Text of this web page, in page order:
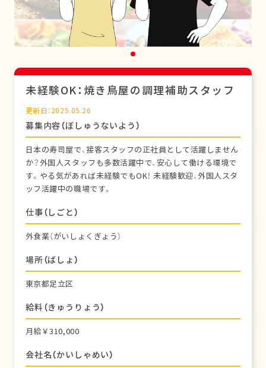
未経験OK：焼き鳥屋の調理補助スタッフ
更新日：2025.05.26
募集内容（ぼしゅうないよう）
日本の寿司屋で、接客スタッフの正社員として活躍しません
か？外国人スタッフも多数活躍中で、安心して働ける環境で
す。やる気があれば未経験でもOK！ 未経験歓迎、外国人スタ
ッフ活躍中の職場です。
仕事（しごと）
外食業（がいしょくぎょう）
場所（ばしょ）
東京都足立区
給料（きゅうりょう）
月給￥310,000
会社名（かいしゃめい）